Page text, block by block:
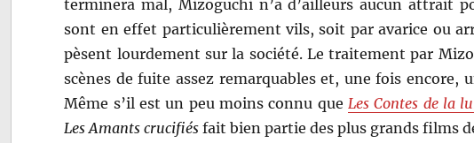
terminera mal, Mizoguchi n’a d’ailleurs aucun attrait
sont en effet particulièrement vils, soit par avarice ou
pèsent lourdement sur la société. Le traitement par
scènes de fuite assez remarquables et, une fois encore,
Même s’il est un peu moins connu que Les Contes de la
Les Amants crucifiés fait bien partie des plus grands films